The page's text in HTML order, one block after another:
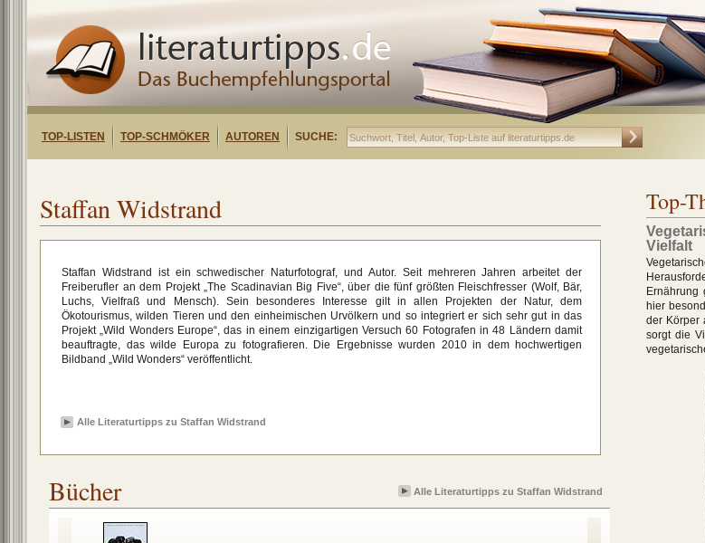
TOP-LISTEN TOP-SCHMÖKER AUTOREN SUCHE:
Staffan Widstrand
Staffan Widstrand ist ein schwedischer Naturfotograf, und Autor. Seit mehreren Jahren arbeitet der
Freiberufler an dem Projekt „The Scadinavian Big Five“, über die fünf größten Fleischfresser (Wolf, Bär,
Luchs, Vielfraß und Mensch). Sein besonderes Interesse gilt in allen Projekten der Natur, dem
Ökotourismus, wilden Tieren und den einheimischen Urvölkern und so integriert er sich sehr gut in das
Projekt „Wild Wonders Europe“, das in einem einzigartigen Versuch 60 Fotografen in 48 Ländern damit
beauftragte, das wilde Europa zu fotografieren. Die Ergebnisse wurden 2010 in dem hochwertigen
Bildband „Wild Wonders“ veröffentlicht.
Alle Literaturtipps zu Staffan Widstrand
Bücher Alle Literaturtipps zu Staffan Widstrand
Top-
Vielfalt
Ernährung
hier
der Körper
sorgt die